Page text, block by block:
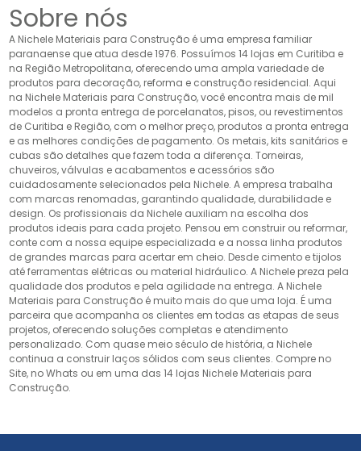
Sobre nós
A Nichele Materiais para Construção é uma empresa familiar
paranaense que atua desde 1976. Possuímos 14 lojas em Curitiba e
na Região Metropolitana, oferecendo uma ampla variedade de
produtos para decoração, reforma e construção residencial. Aqui
na Nichele Materiais para Construção, você encontra mais de mil
modelos a pronta entrega de porcelanatos, pisos, ou revestimentos
de Curitiba e Região, com o melhor preço, produtos a pronta entrega
e as melhores condições de pagamento. Os metais, kits sanitários e
cubas são detalhes que fazem toda a diferença. Torneiras,
chuveiros, válvulas e acabamentos e acessórios são
cuidadosamente selecionados pela Nichele. A empresa trabalha
com marcas renomadas, garantindo qualidade, durabilidade e
design. Os profissionais da Nichele auxiliam na escolha dos
produtos ideais para cada projeto. Pensou em construir ou reformar,
conte com a nossa equipe especializada e a nossa linha produtos
de grandes marcas para acertar em cheio. Desde cimento e tijolos
até ferramentas elétricas ou material hidráulico. A Nichele preza pela
qualidade dos produtos e pela agilidade na entrega. A Nichele
Materiais para Construção é muito mais do que uma loja. É uma
parceira que acompanha os clientes em todas as etapas de seus
projetos, oferecendo soluções completas e atendimento
personalizado. Com quase meio século de história, a Nichele
continua a construir laços sólidos com seus clientes. Compre no
Site, no Whats ou em uma das 14 lojas Nichele Materiais para
Construção.